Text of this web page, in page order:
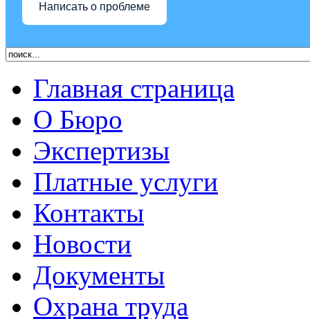
Написать о проблеме
Главная страница
О Бюро
Экспертизы
Платные услуги
Контакты
Новости
Документы
Охрана труда